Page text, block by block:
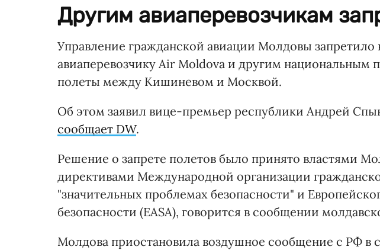
Другим авиаперевозчикам
Управление гражданской авиации Молдовы запретило
авиаперевозчику Air Moldova и другим национальным
полеты между Кишиневом и Москвой.
Об этом заявил вице-премьер республики Андрей
сообщает DW.
Решение о запрете полетов было принято властями
директивами Международной организации
"значительных проблемах безопасности" и
безопасности (EASA), говорится в сообщении
Молдова приостановила воздушное сообщение с РФ в